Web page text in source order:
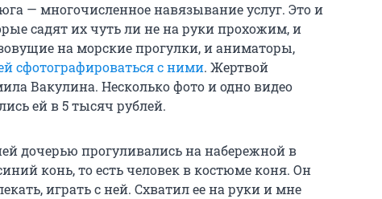
— многочисленное навязывание услуг. Это и
садят их чуть ли не на руки прохожим, и
на морские прогулки, и аниматоры,
сфотографироваться с ними. Жертвой
Вакулина. Несколько фото и одно видео
ей в 5 тысяч рублей.
дочерью прогуливались на набережной в
конь, то есть человек в костюме коня. Он
играть с ней. Схватил ее на руки и мне